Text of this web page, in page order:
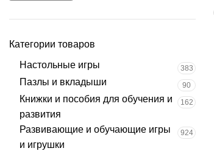
Категории товаров
Настольные игры
383
Пазлы и вкладыши 90
Книжки и пособия для обучения и
развития
162
Развивающие и обучающие игры
и игрушки
924